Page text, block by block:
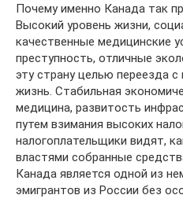
Почему именно Канада так
Высокий уровень жизни,
качественные медицинские
преступность, отличные
эту страну целью переезда
жизнь. Стабильная
медицина, развитость
путем взимания высоких
налогоплательщики видят,
властями собранные
Канада является одной из
эмигрантов из России без